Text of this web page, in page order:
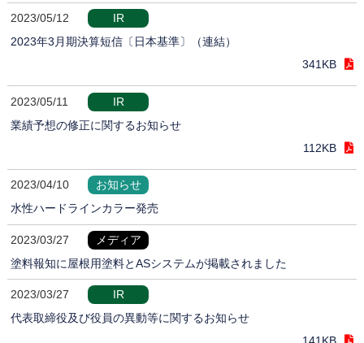
2023/05/12
IR
2023年3月期決算短信〔日本基準〕（連結）
341KB
2023/05/11
IR
業績予想の修正に関するお知らせ
112KB
2023/04/10
お知らせ
水性ハードラインカラー発売
2023/03/27
メディア
塗料報知に屋根用塗料とASシステムが掲載されました
2023/03/27
IR
代表取締役及び役員の異動等に関するお知らせ